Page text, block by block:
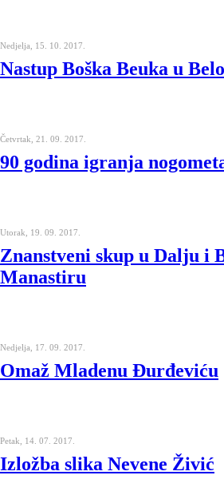
Nedjelja, 15. 10. 2017.
Nastup Boška Beuka u
Četvrtak, 21. 09. 2017.
90 godina igranja
Utorak, 19. 09. 2017.
Znanstveni skup u Dalju i
Manastiru
Nedjelja, 17. 09. 2017.
Omaž Mladenu Đurđeviću
Petak, 14. 07. 2017.
Izložba slika Nevene Živić